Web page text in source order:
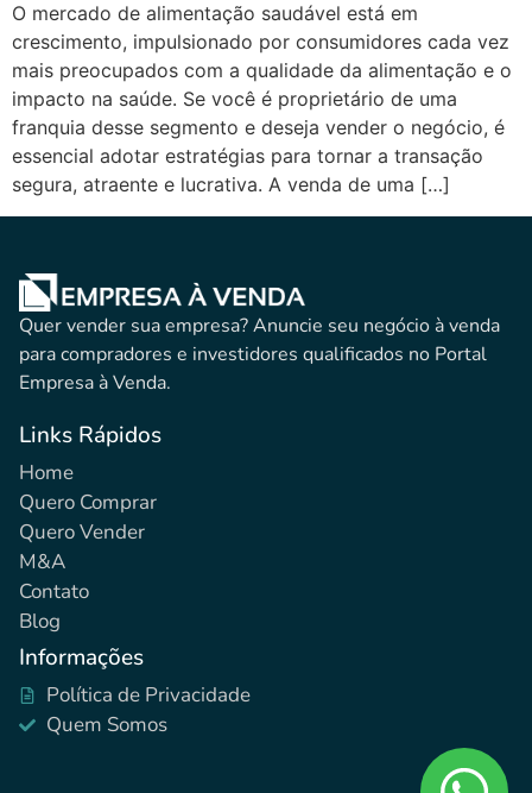
O mercado de alimentação saudável está em
crescimento, impulsionado por consumidores cada vez
mais preocupados com a qualidade da alimentação e o
impacto na saúde. Se você é proprietário de uma
franquia desse segmento e deseja vender o negócio, é
essencial adotar estratégias para tornar a transação
segura, atraente e lucrativa. A venda de uma […]
Quer vender sua empresa? Anuncie seu negócio à venda
para compradores e investidores qualificados no Portal
Empresa à Venda.
Links Rápidos
Home
Quero Comprar
Quero Vender
M&A
Contato
Blog
Informações
Política de Privacidade
Quem Somos